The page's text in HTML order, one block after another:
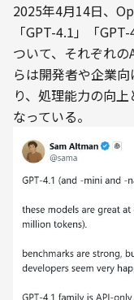
2025年4月14日、
「GPT-4.1」「
ついて、それぞれ
らは開発者や企業
り、処理能力の向
なっている。